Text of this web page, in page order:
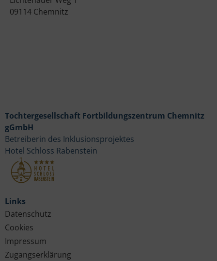
09114 Chemnitz
Links
Datenschutz
Cookies
Impressum
Zugangserklärung
Tochtergesellschaft Fortbildungszentrum Chemnitz
gGmbH
Betreiberin des Inklusionsprojektes
Hotel Schloss Rabenstein